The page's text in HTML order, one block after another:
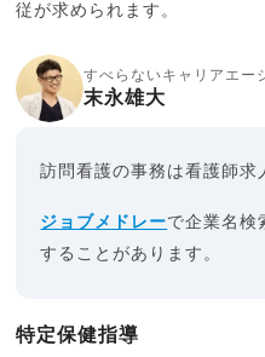
従が求められます。
すべらないキャリアエー
末永雄大
訪問看護の事務は看護師求
ジョブメドレーで企業名検
することがあります。
特定保健指導